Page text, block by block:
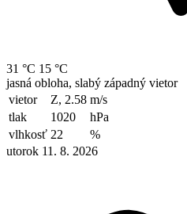
31 °C 15 °C
jasná obloha, slabý západný vietor
vietor
Z, 2.58 m/s
tlak
1020
hPa
vlhkosť 22
%
utorok 11. 8. 2026